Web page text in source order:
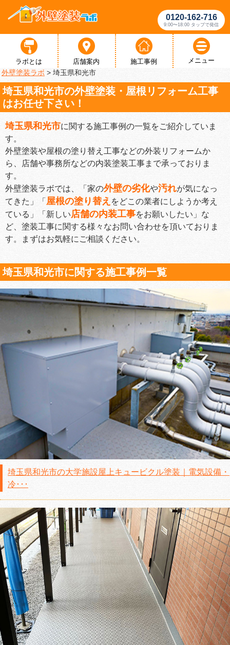
0120-162-716
9:00〜18:00 タップで発信
ラボとは 店舗案内 施工事例 メニュー
外壁塗装ラボ > 埼玉県和光市
埼玉県和光市の外壁塗装・屋根リフォーム工事
はお任せ下さい！
埼玉県和光市に関する施工事例の一覧をご紹介していま
す。
外壁塗装や屋根の塗り替え工事などの外装リフォームか
ら、店舗や事務所などの内装塗装工事まで承っておりま
す。
外壁塗装ラボでは、「家の外壁の劣化や汚れが気になっ
てきた」「 屋根の塗り替え をどこの業者にしようか考え
ている」「新しい店舗の内装工事をお願いしたい」な
ど、塗装工事に関する様々なお問い合わせを頂いておりま
す。まずはお気軽にご相談ください。
埼玉県和光市に関する施工事例一覧
埼玉県和光市の大学施設屋上キュービクル塗装｜電気設備・
冷･･･